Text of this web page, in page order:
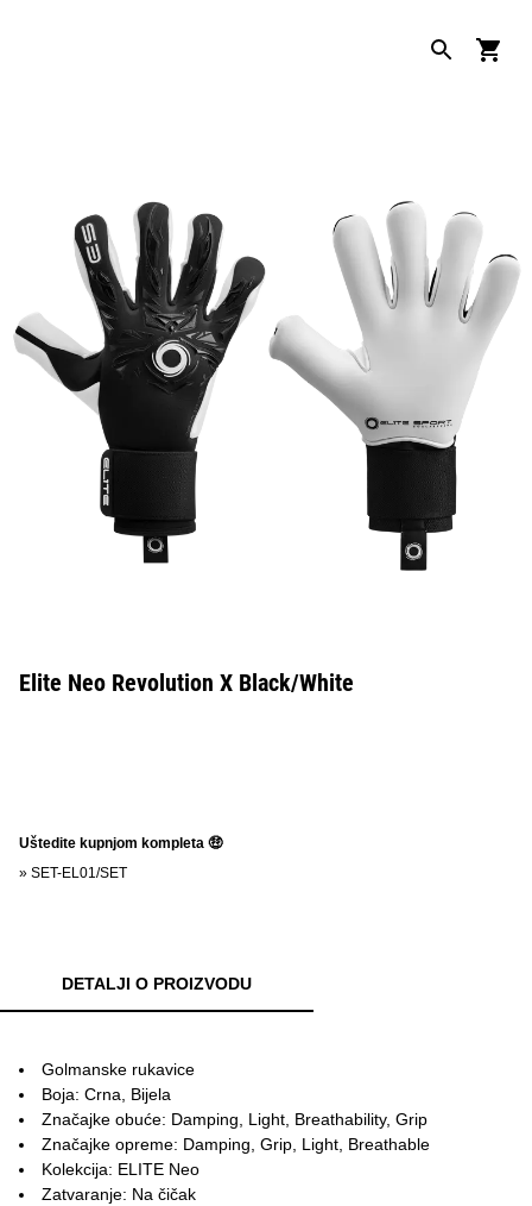
Elite Neo Revolution X Black/White
Uštedite kupnjom kompleta 🤑
» SET-EL01/SET
DETALJI O PROIZVODU
Golmanske rukavice
Boja: Crna, Bijela
Značajke obuće: Damping, Light, Breathability, Grip
Značajke opreme: Damping, Grip, Light, Breathable
Kolekcija: ELITE Neo
Zatvaranje: Na čičak